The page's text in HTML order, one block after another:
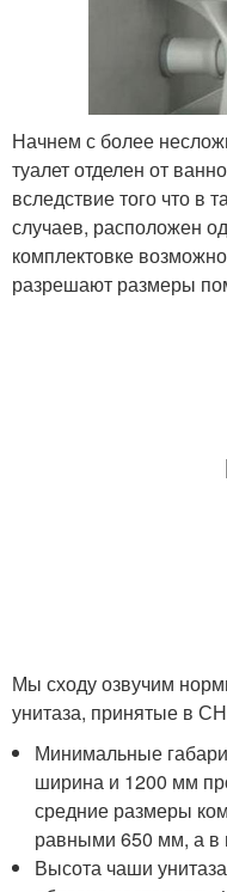
Начнем с более
туалет отделен от
вследствие того что в
случаев, расположен
комплектовке
разрешают размеры
Мы сходу озвучим
унитаза, принятые в
Минимальные
ширина и 1200 мм
средние размеры
равными 650 мм, а
Высота чаши